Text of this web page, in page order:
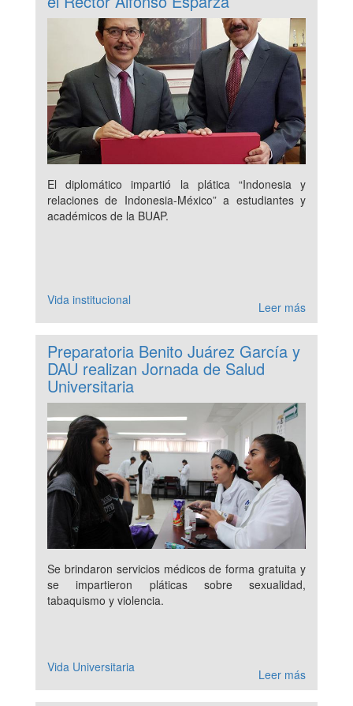
El diplomático impartió la plática “Indonesia y
relaciones de Indonesia-México” a estudiantes y
académicos de la BUAP.
Vida institucional Leer más
Preparatoria Benito Juárez García y
DAU realizan Jornada de Salud
Universitaria
Se brindaron servicios médicos de forma gratuita y
se impartieron pláticas sobre sexualidad,
tabaquismo y violencia.
Vida Universitaria Leer más